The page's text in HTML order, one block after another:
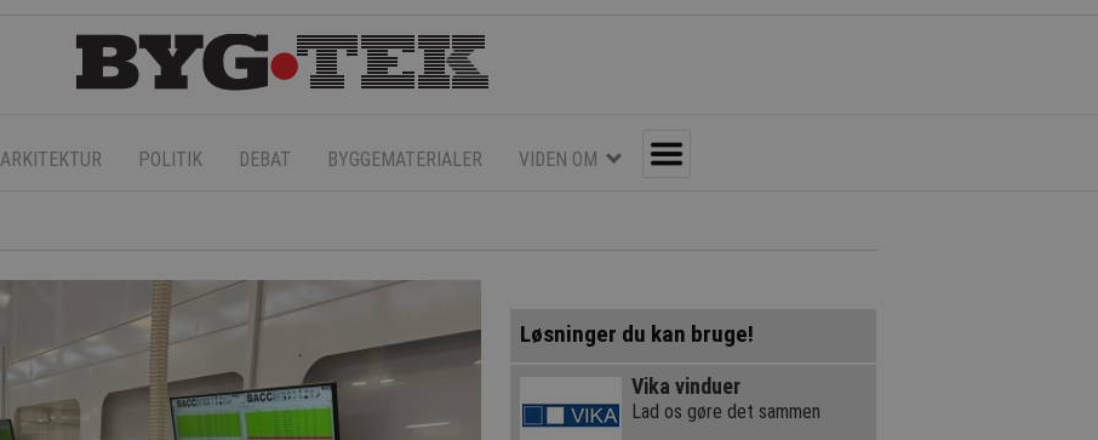
ARKITEKTUR POLITIK DEBAT BYGGEMATERIALER VIDEN OM
Løsninger du kan bruge!
Vika vinduer
Lad os gøre det sammen